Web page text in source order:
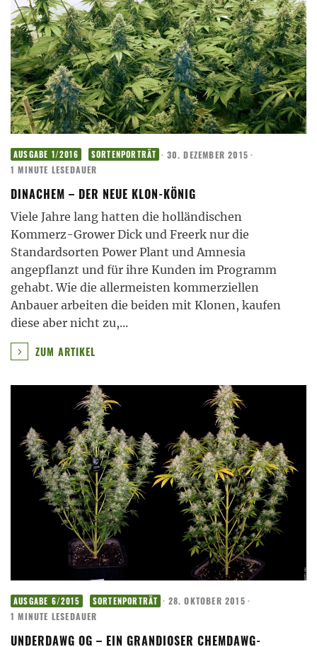
AUSGABE 1/2016 SORTENPORTRÄT · 30. DEZEMBER 2015 ·
1 MINUTE LESEDAUER
DINACHEM – DER NEUE KLON-KÖNIG
Viele Jahre lang hatten die holländischen
Kommerz-Grower Dick und Freerk nur die
Standardsorten Power Plant und Amnesia
angepflanzt und für ihre Kunden im Programm
gehabt. Wie die allermeisten kommerziellen
Anbauer arbeiten die beiden mit Klonen, kaufen
diese aber nicht zu,...
ZUM ARTIKEL
AUSGABE 6/2015 SORTENPORTRÄT · 28. OKTOBER 2015 ·
1 MINUTE LESEDAUER
UNDERDAWG OG – EIN GRANDIOSER CHEMDAWG-